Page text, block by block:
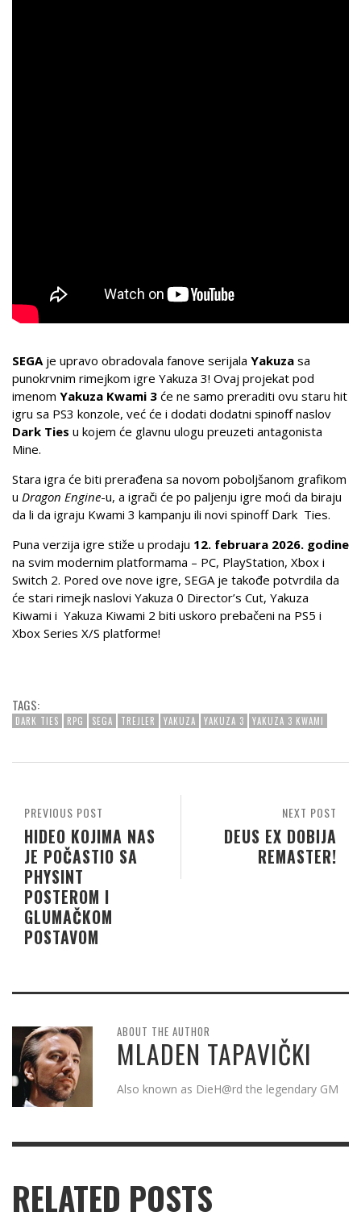
SEGAje upravo obradovala fanove serijala Yakuza sa
punokrvnim rimejkom igre Yakuza 3! Ovaj projekat pod
imenom Yakuza Kwami 3 će ne samo preraditi ovu staru hit
igru sa PS3 konzole, već će i dodati dodatni spinoff naslov
Dark Ties u kojem će glavnu ulogu preuzeti antagonista
Mine.
Stara igra će biti prerađena sa novom poboljšanom grafikom
u Dragon Engine-u, a igrači će po paljenju igre moći da biraju
da li da igraju Kwami 3 kampanju ili novi spinoff Dark Ties.
Puna verzija igre stiže u prodaju 12. februara 2026. godine
na svim modernim platformama – PC, PlayStation, Xbox i
Switch 2. Pored ove nove igre, SEGA je takođe potvrdila da
će stari rimejk naslovi Yakuza 0 Director’s Cut, Yakuza
Kiwami i Yakuza Kiwami 2 biti uskoro prebačeni na PS5 i
Xbox Series X/S platforme!
TAGS:
DARK TIES RPG SEGA TREJLER YAKUZA YAKUZA 3 YAKUZA 3 KWAMI
NEXT POST
DEUS EX DOBIJA
REMASTER!
PREVIOUS POST
HIDEO KOJIMA NAS
JE POČASTIO SA
PHYSINT
POSTEROM I
GLUMAČKOM
POSTAVOM
ABOUT THE AUTHOR
MLADEN TAPAVIČKI
Also known as DieH@rd the legendary GM
RELATED POSTS